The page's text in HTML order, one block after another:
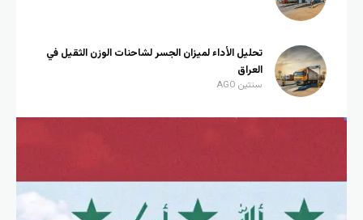
تحليل الأداء لميزان الجسر لشاحنات الوزن الثقيل في
العراق
سنتين AGO